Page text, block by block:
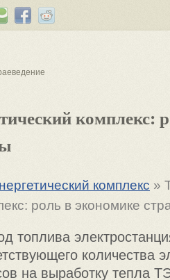
комплекс:
комплекс »
роль в экономике
топлива
количества
на выработку тепла